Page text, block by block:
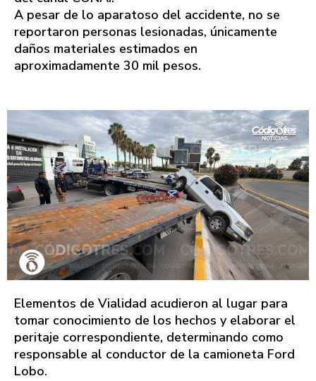
A pesar de lo aparatoso del accidente, no se
reportaron personas lesionadas, únicamente
daños materiales estimados en
aproximadamente 30 mil pesos.
Elementos de Vialidad acudieron al lugar para
tomar conocimiento de los hechos y elaborar el
peritaje correspondiente, determinando como
responsable al conductor de la camioneta Ford
Lobo.